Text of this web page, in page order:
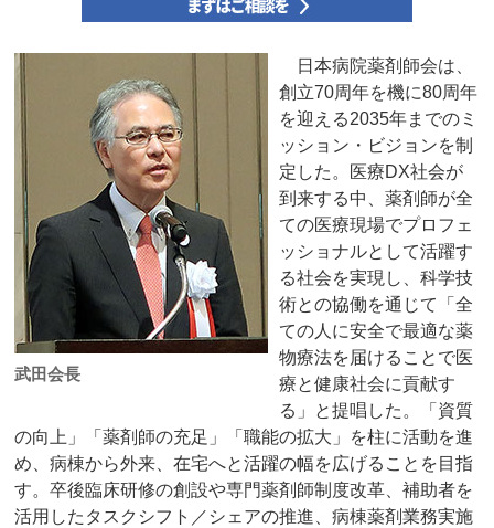
武田会長
日本病院薬剤師会は、
創立70周年を機に80周年
を迎える2035年までのミ
ッション・ビジョンを制
定した。医療DX社会が
到来する中、薬剤師が全
ての医療現場でプロフェ
ッショナルとして活躍す
る社会を実現し、科学技
術との協働を通じて「全
ての人に安全で最適な薬
物療法を届けることで医
療と健康社会に貢献す
る」と提唱した。「資質
の向上」「薬剤師の充足」「職能の拡大」を柱に活動を進
め、病棟から外来、在宅へと活躍の幅を広げることを目指
す。卒後臨床研修の創設や専門薬剤師制度改革、補助者を
活用したタスクシフト／シェアの推進、病棟薬剤業務実施